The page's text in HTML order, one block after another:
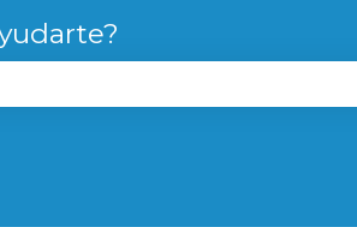
de búsqueda está vacío.